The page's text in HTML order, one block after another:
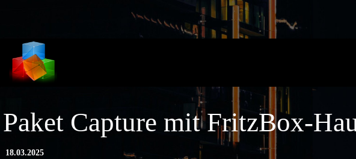
Paket Capture mit FritzBox-
18.03.2025